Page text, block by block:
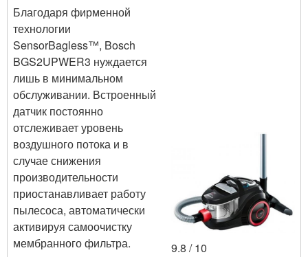
Благодаря фирменной
технологии
SensorBagless™, Bosch
BGS2UPWER3 нуждается
лишь в минимальном
обслуживании. Встроенный
датчик постоянно
отслеживает уровень
воздушного потока и в
случае снижения
производительности
приостанавливает работу
пылесоса, автоматически
активируя самоочистку
мембранного фильтра.
9.8 / 10